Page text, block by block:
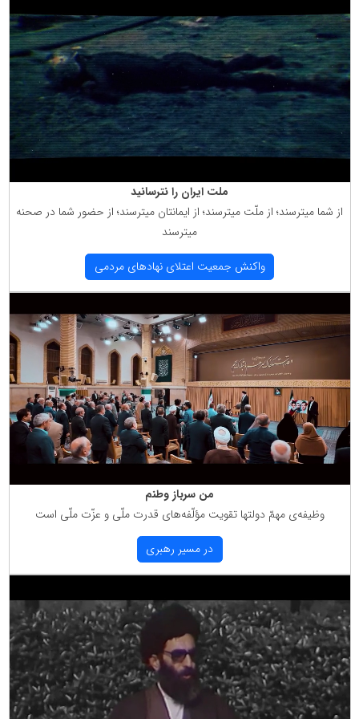
ملت ایران را نترسانید
از شما میترسند؛ از ملّت میترسند؛ از ایمانتان میترسند؛ از حضور شما در صحنه
میترسند
واكنش جمعیت اعتلای نهادهای مردمی
من سرباز وطنم
وظیفه‌ی مهمّ دولتها تقویت مؤلّفه‌های قدرت ملّی و عزّت ملّی است
در مسیر رهبری